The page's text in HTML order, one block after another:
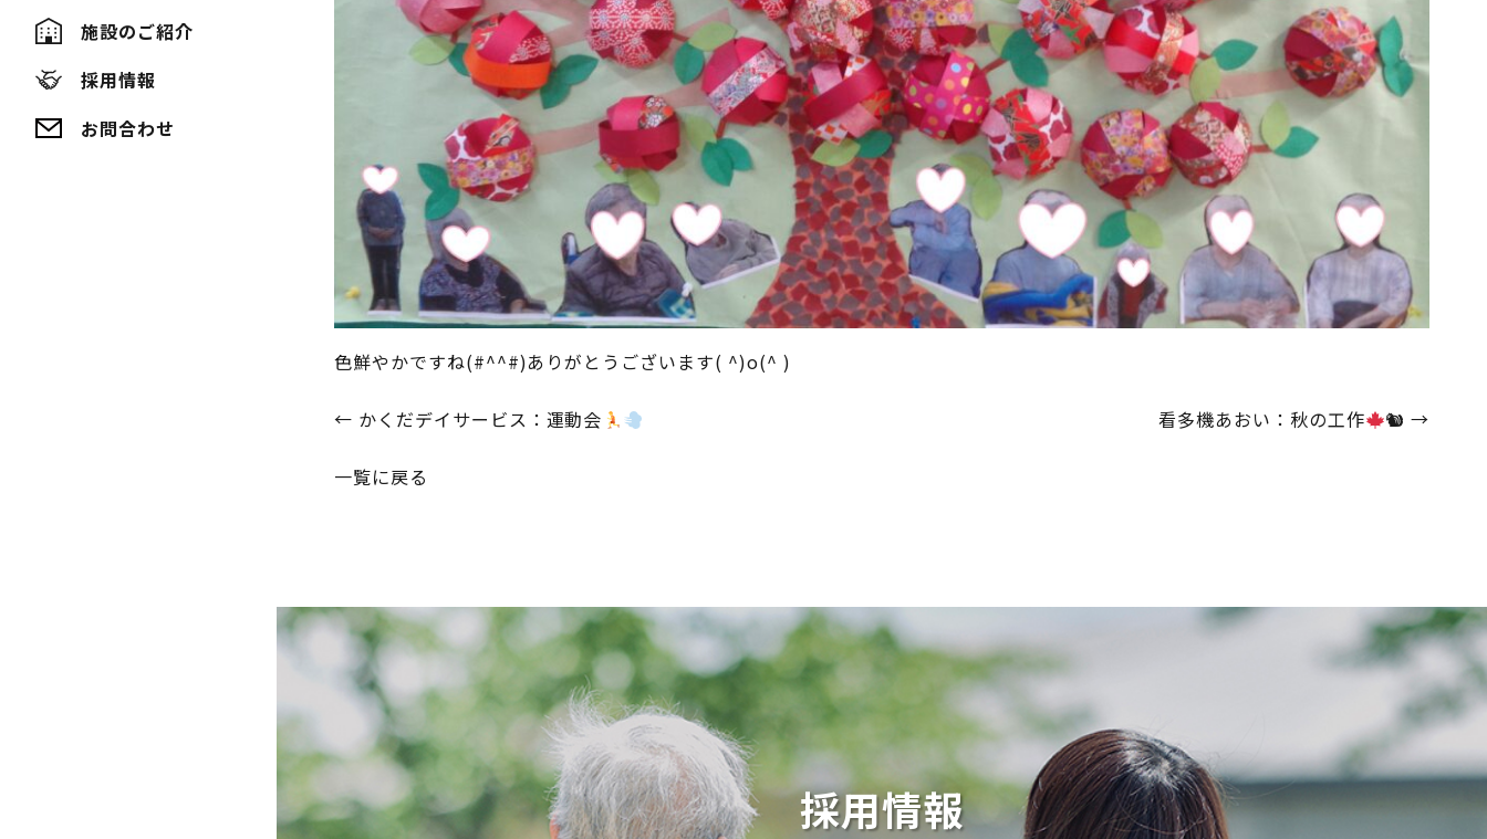
施設のご紹介
採用情報
お問合わせ
色鮮やかですね(#^^#)ありがとうございます( ^)o(^ )
投
稿
ゲ
シ
ョ
ン
← かくだデイサービス：運動会 看多機あおい：秋の工作 🐿 →
一覧に戻る
採用情報